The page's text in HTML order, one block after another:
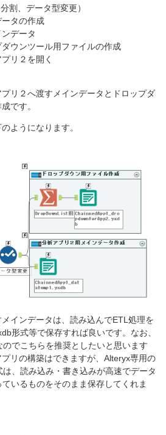
割、データ型変更）
タの作成
データ
ウンツール用ファイルの作成
リ２を開く
リ２へ渡すメインデータとドロップダ
です。
ようになります。
インデータは、読み込んでETL処理を
形式等で保存すれば良いです。なお、
でこちらを推奨としたいと思います
プリの構築はできますが、Alteryx専用の
、読み込み・書き込みが高速でデータ
いるものをそのまま保存してくれま